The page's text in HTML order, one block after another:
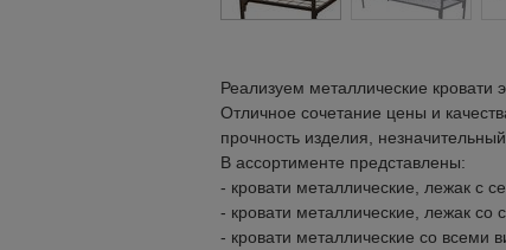
Реализуем металлические кровати
Отличное сочетание цены и
прочность изделия,
В ассортименте представлены:
- кровати металлические, лежак с
- кровати металлические, лежак со
- кровати металлические со всеми